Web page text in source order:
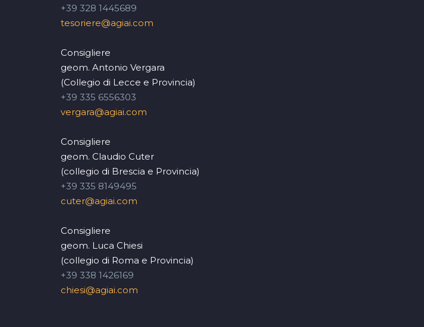
+39 328 1445689
tesoriere@agiai.com
Consigliere
geom. Antonio Vergara
(Collegio di Lecce e Provincia)
+39 335 6556303
vergara@agiai.com
Consigliere
geom. Claudio Cuter
(collegio di Brescia e Provincia)
+39 335 8149495
cuter@agiai.com
Consigliere
geom. Luca Chiesi
(collegio di Roma e Provincia)
+39 338 1426169
chiesi@agiai.com